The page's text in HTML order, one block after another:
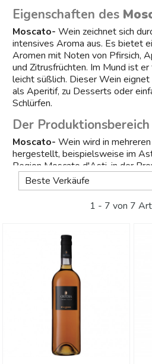
Eigenschaften des
Moscato- Wein zeichnet sich
intensives Aroma aus. Es bietet
Aromen mit Noten von Pfirsich,
und Zitrusfrüchten. Im Mund ist er
leicht süßlich. Dieser Wein eignet
als Aperitif, zu Desserts oder
Schlürfen.
Der Produktionsbereich
Moscato- Wein wird in
hergestellt, beispielsweise im
Region Moscato d'Asti, in der
anderen Gebieten Italiens.
Einzigartigkeit und seiner Vielfalt
Geschmacksrichtungen bei.
In Italien widmen sich zahlreiche
Leidenschaft der Herstellung von
Cantina Ceretto, Cantina Saracco
Chiarlo sind nur einige der
hochwertigen Moscato produzieren.
Kaufen Sie Ihren
Vinove.it
Wenn Sie Moscato-
Wein
Sie die Website
. Hier
Beste Verkäufe
1 - 7 von 7